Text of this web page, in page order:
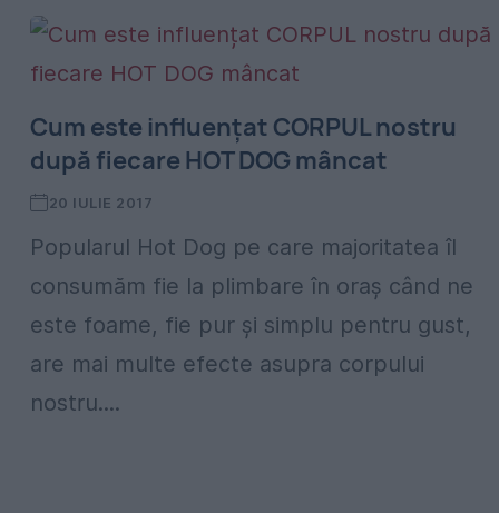
Cum este influențat CORPUL nostru
după fiecare HOT DOG mâncat
20 IULIE 2017
Popularul Hot Dog pe care majoritatea îl
consumăm fie la plimbare în oraș când ne
este foame, fie pur și simplu pentru gust,
are mai multe efecte asupra corpului
nostru....